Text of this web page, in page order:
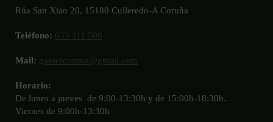
Rúa San Xiao 20, 15180 Culleredo-A Coruña
Teléfono: 633 111 500
Mail: gassercoruna@gmail.com
Horario:
De lunes a jueves de 9:00-13:30h y de 15:00h-18:30h.
Viernes de 9:00h-13:30h